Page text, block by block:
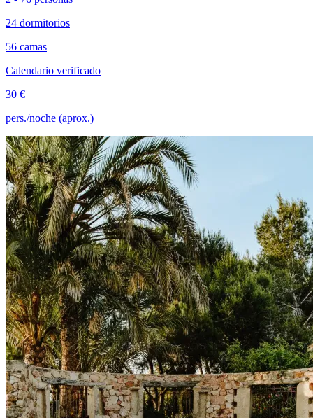
24 dormitorios
56 camas
Calendario verificado
30 €
pers./noche (aprox.)